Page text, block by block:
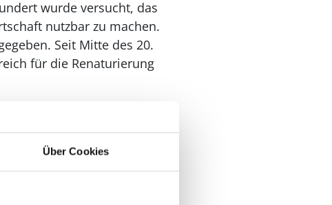
Über Cookies
wurde versucht, das
nutzbar zu machen.
Seit Mitte des 20.
für die Renaturierung
. Auf dem
Natur des
eines Ausritts